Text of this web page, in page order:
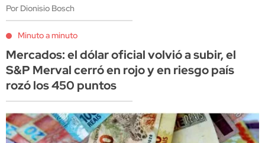
Por Dionisio Bosch
Minuto a minuto
Mercados: el dólar oficial volvió a subir, el
S&P Merval cerró en rojo y en riesgo país
rozó los 450 puntos